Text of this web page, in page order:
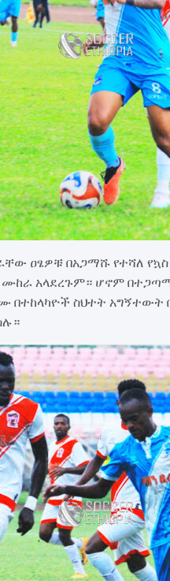
ዐፄዎቹ በአጋማሹ የተሻለ
አላደረጉም። ሆኖም
በተከላካዮች ስህተት